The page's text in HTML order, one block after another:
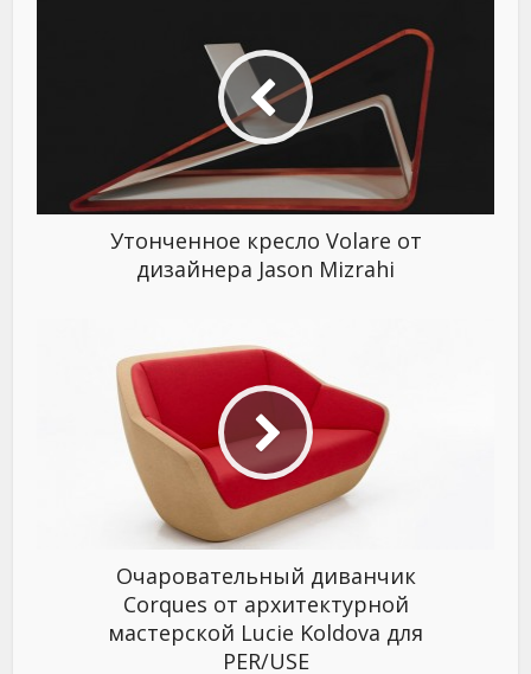
Утонченное кресло Volare от
дизайнера Jason Mizrahi
Очаровательный диванчик
Corques от архитектурной
мастерской Lucie Koldova для
PER/USE